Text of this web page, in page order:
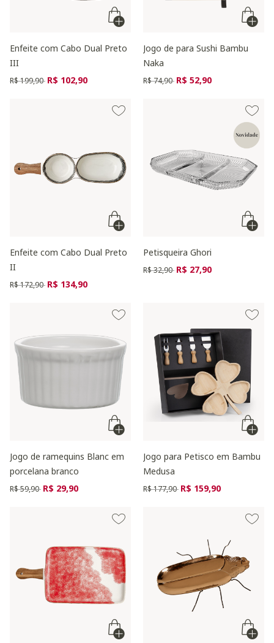
Enfeite com Cabo Dual Preto
III
Preço reduzido de
R$ 199,90 para
R$ 102,90
Jogo de para Sushi Bambu
Naka
Preço reduzido de
R$ 74,90 para
R$ 52,90
Enfeite com Cabo Dual Preto
II
Preço reduzido de
R$ 172,90 para
R$ 134,90
Petisqueira Ghori
Preço reduzido de
R$ 32,90 para
R$ 27,90
Jogo de ramequins Blanc em
porcelana branco
Preço reduzido de
R$ 59,90 para
R$ 29,90
Jogo para Petisco em Bambu
Medusa
Preço reduzido de
R$ 177,90 para
R$ 159,90